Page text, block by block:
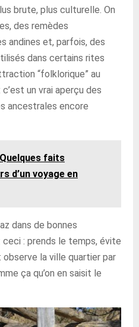
brute, plus culturelle. On
des remèdes
andines et, parfois, des
dans certains rites
“folklorique” au
un vrai aperçu des
ancestrales encore
Quelques faits
d’un voyage en
dans de bonnes
: prends le temps, évite
la ville quartier par
ça qu’on en saisit le